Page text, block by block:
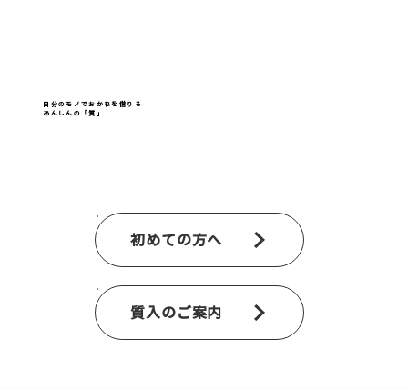
​自分のモノでおかねを借りる
あんしんの「質」
初めての方へ
質入のご案内